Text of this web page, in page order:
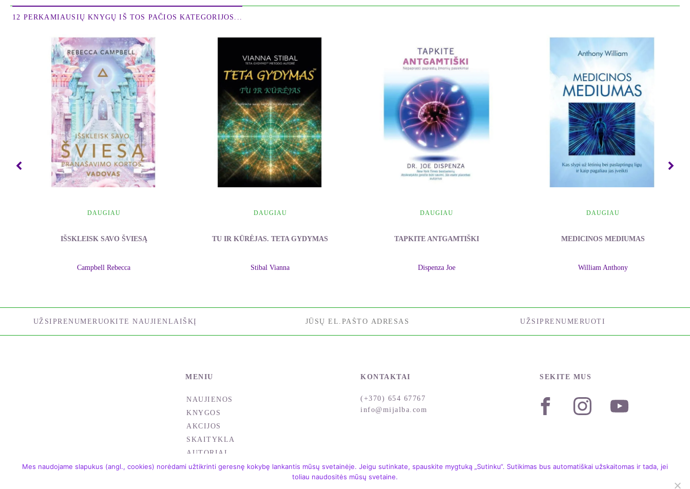
12 PERKAMIAUSIŲ KNYGŲ IŠ TOS PAČIOS KATEGORIJOS...
DAUGIAU
IŠSKLEISK SAVO ŠVIESĄ
Campbell Rebecca
DAUGIAU
TU IR KŪRĖJAS. TETA GYDYMAS
Stibal Vianna
DAUGIAU
TAPKITE ANTGAMTIŠKI
Dispenza Joe
DAUGIAU
MEDICINOS MEDIUMAS
William Anthony
UŽSIPRENUMERUOKITE NAUJIENLAIŠKĮ UŽSIPRENUMERUOTI
MENIU
NAUJIENOS
KNYGOS
AKCIJOS
SKAITYKLA
AUTORIAI
KONTAKTAI
(+370) 654 67767
info@mijalba.com
SEKITE MUS
Mes naudojame slapukus (angl., cookies) norėdami užtikrinti geresnę kokybę lankantis mūsų svetainėje. Jeigu sutinkate, spauskite mygtuką „Sutinku“. Sutikimas bus automatiškai užskaitomas ir tada, jei
toliau naudositės mūsų svetaine.